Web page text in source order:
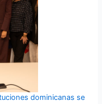
dominicanas se